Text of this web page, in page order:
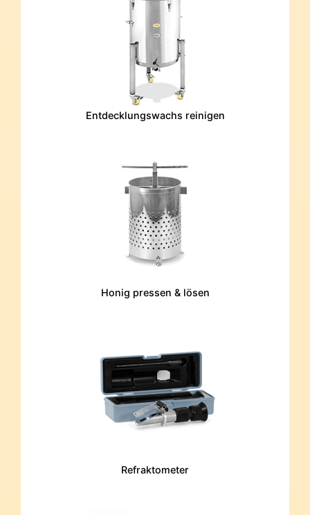
Entdecklungswachs reinigen
Honig pressen & lösen
Refraktometer